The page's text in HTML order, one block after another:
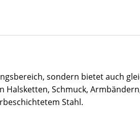
sondern bietet auch
Halsketten, Schmuck,
Stahl.